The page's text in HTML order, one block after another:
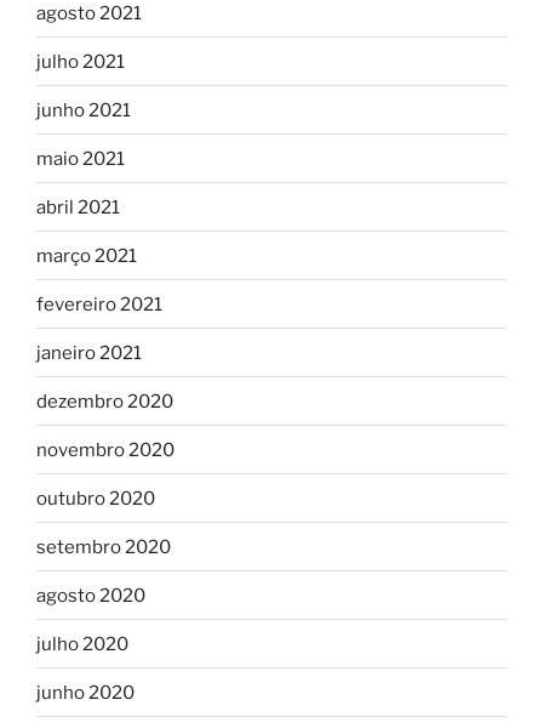
agosto 2021
julho 2021
junho 2021
maio 2021
abril 2021
março 2021
fevereiro 2021
janeiro 2021
dezembro 2020
novembro 2020
outubro 2020
setembro 2020
agosto 2020
julho 2020
junho 2020